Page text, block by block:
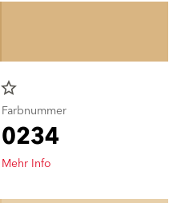
star_border
Farbnummer
0234
Mehr Info